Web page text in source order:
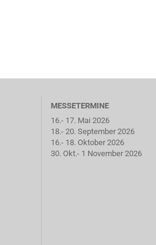
MESSETERMINE
16.- 17. Mai 2026
18.- 20. September 2026
16.- 18. Oktober 2026
30. Okt.- 1 November 2026